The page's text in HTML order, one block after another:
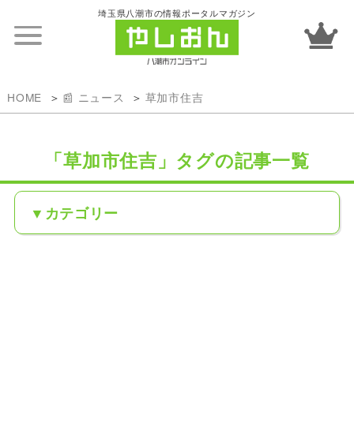
埼玉県八潮市の情報ポータルマガジン
HOME 📰 ニュース 草加市住吉
「草加市住吉」タグの記事一覧
カテゴリー